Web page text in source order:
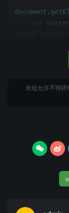
document .
var
parseFloat
document.
请确保在编辑
站，以防止不
未经允许不得转
 